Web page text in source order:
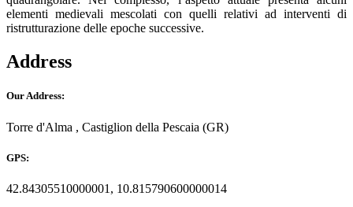
elementi medievali mescolati con quelli relativi ad interventi di
ristrutturazione delle epoche successive.
Address
Our Address:
Torre d'Alma , Castiglion della Pescaia (GR)
GPS:
42.84305510000001, 10.815790600000014